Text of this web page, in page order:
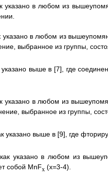
указано в любом из
в любом из
выбранное из группы,
выше в [7], где
указано в любом из
выбранное из группы,
указано выше в [9], где
указано в любом из
собой MnFx(x=3-4).